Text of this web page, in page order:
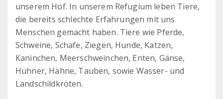
unserem Hof. In unserem Refugium leben Tiere,
die bereits schlechte Erfahrungen mit uns
Menschen gemacht haben. Tiere wie Pferde,
Schweine, Schafe, Ziegen, Hunde, Katzen,
Kaninchen, Meerschweinchen, Enten, Gänse,
Hühner, Hähne, Tauben, sowie Wasser- und
Landschildkröten.